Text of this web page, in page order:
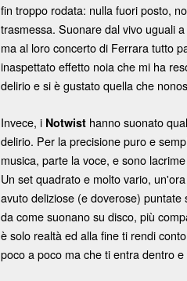
fin troppo rodata: nulla fuori posto,
trasmessa. Suonare dal vivo uguali
ma al loro concerto di Ferrara tutto
inaspettato effetto noia che mi ha
delirio e si è gustato quella che
Invece, i Notwist hanno suonato
delirio. Per la precisione puro e
musica, parte la voce, e sono
Un set quadrato e molto vario,
avuto deliziose (e doverose)
da come suonano su disco, più
è solo realtà ed alla fine ti rendi
poco a poco ma che ti entra dentro